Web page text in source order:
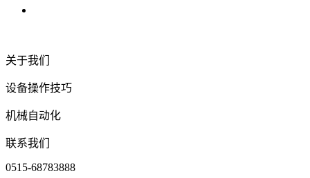
关于我们
设备操作技巧
机械自动化
联系我们
0515-68783888